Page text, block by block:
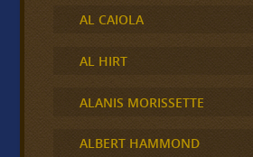
AL CAIOLA
AL HIRT
ALANIS MORISSETTE
ALBERT HAMMOND